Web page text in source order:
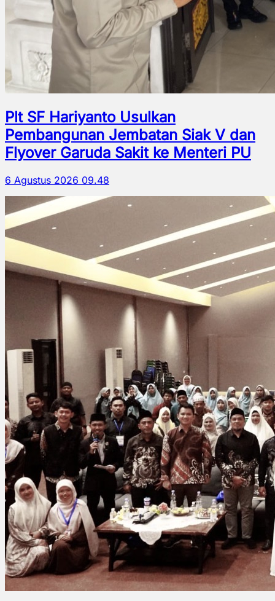
Plt SF Hariyanto Usulkan
Pembangunan Jembatan Siak V dan
Flyover Garuda Sakit ke Menteri PU
6 Agustus 2026 09.48